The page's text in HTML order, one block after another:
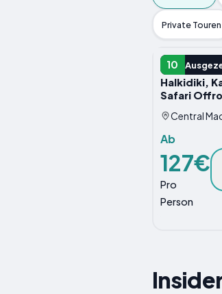
Private Touren
10
ABENTEUER
Halkidiki,
Safari
Central
Ab
127€
Pro
Person